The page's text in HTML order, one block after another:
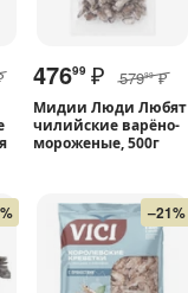
47699 ₽ 57999 ₽
Мидии Люди Любят
чилийские варёно-
мороженые, 500г
–21%